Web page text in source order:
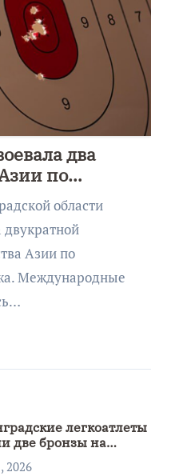
два
по
области
двукратной
Азии по
Международные
легкоатлеты
две бронзы на
России
2026